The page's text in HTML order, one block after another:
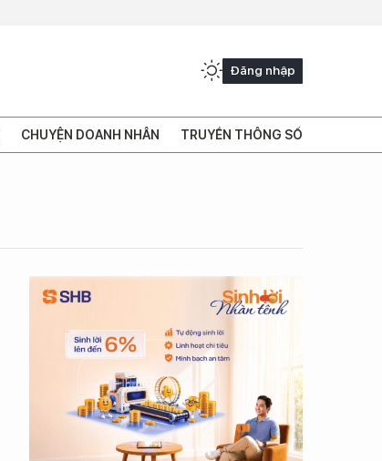
Đăng nhập
CHUYỆN DOANH NHÂN TRUYỀN THÔNG SỐ